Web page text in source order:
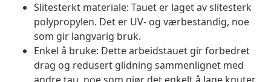
Slitesterkt materiale: Tauet er laget av slitesterk
polypropylen. Det er UV- og værbestandig, noe
som gir langvarig bruk.
Enkel å bruke: Dette arbeidstauet gir forbedret
drag og redusert glidning sammenlignet med